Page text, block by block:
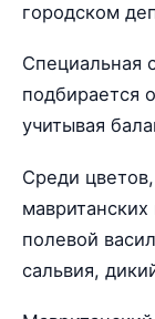
городском
Специальная
подбирается
учитывая
Среди
мавританских
полевой
сальвия,